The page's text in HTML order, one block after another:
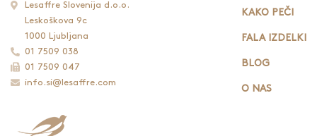
Lesaffre Slovenija d.o.o.
Leskoškova 9c
1000 Ljubljana
01 7509 038
01 7509 047
info.si@lesaffre.com
KAKO PEČI
FALA IZDELKI
BLOG
O NAS